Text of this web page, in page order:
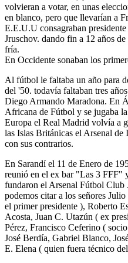
volvieran a votar, en unas
en blanco, pero que llevarían a
E.E.U.U consagraban
Jruschov. dando fin a 12 años
fría.
En Occidente sonaban los
Al fútbol le faltaba un año para
del '50. todavía faltaban tres
Diego Armando Maradona. En
Africana de Fútbol y se jugaba
Europa el Real Madrid volvía a
las Islas Británicas el Arsenal de
con sus contrarios.
En Sarandí el 11 de Enero de
reunió en el ex bar "Las 3 FFF"
fundaron el Arsenal Fútbol Club
podemos citar a los señores
el primer presidente ), Roberto
Acosta, Juan C. Utazún ( ex
Pérez, Francisco Ceferino (
José Berdía, Gabriel Blanco,
E. Elena ( quien fuera técnico